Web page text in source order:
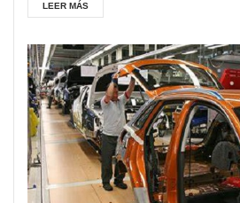
LEER MÁS